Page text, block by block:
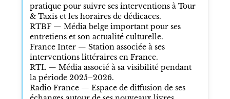
pratique pour suivre ses interventions à Tour
& Taxis et les horaires de dédicaces.
RTBF — Média belge important pour ses
entretiens et son actualité culturelle.
France Inter — Station associée à ses
interventions littéraires en France.
RTL — Média associé à sa visibilité pendant
la période 2025–2026.
Radio France — Espace de diffusion de ses